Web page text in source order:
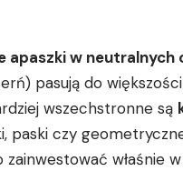
apaszki w neutralnych‌
pasują do
wszechstronne są
paski czy
właśnie